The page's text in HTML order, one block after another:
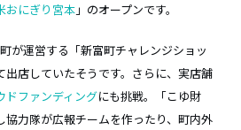
おにぎり宮本」のオープンです。
が運営する「新富町チャレンジショッ
出店していたそうです。さらに、実店舗
ドファンディングにも挑戦。「こゆ財
力隊が広報チームを作ったり、町内外